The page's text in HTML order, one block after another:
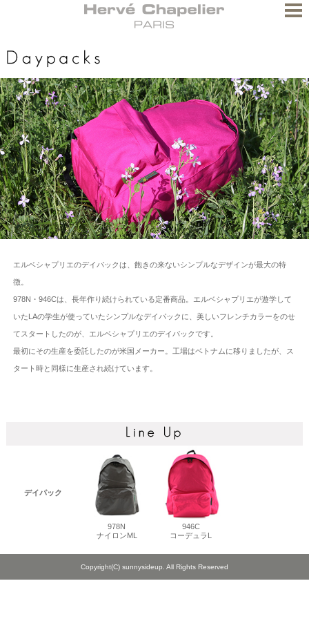
エルベシャプリエのデイパックは、飽きの来ないシンプルなデザインが最大の特
徴。
978N・946Cは、長年作り続けられている定番商品。エルベシャプリエが遊学して
いたLAの学生が使っていたシンプルなデイパックに、美しいフレンチカラーをのせ
てスタートしたのが、エルベシャプリエのデイパックです。
最初にその生産を委託したのが米国メーカー。工場はベトナムに移りましたが、ス
タート時と同様に生産され続けています。
デイパック
978N
ナイロンML
946C
コーデュラL
Copyright(C) sunnysideup. All Rights Reserved